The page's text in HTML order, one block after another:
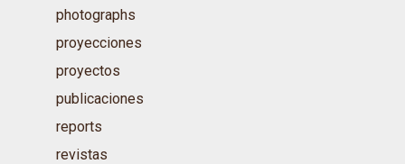
photographs
proyecciones
proyectos
publicaciones
reports
revistas